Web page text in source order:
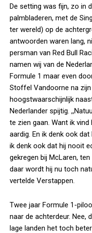
De setting was fijn, zo in
palmbladeren, met de
ter wereld) op de
antwoorden waren lang,
persman van Red Bull
namen wij van de
Formule 1 maar even
Stoffel Vandoorne na
hoogstwaarschijnlijk
Nederlander spijtig.
te zien gaan. Want ik
aardig. En ik denk ook
ik denk ook dat hij nooit
gekregen bij McLaren,
daar wordt hij nu toch
vertelde Verstappen.
Twee jaar Formule 1-
naar de achterdeur. Nee,
lage landen het toch